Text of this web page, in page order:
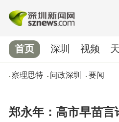
首页
察理思特 问政深圳 要闻
深圳 视频
郑永年：高市早苗言